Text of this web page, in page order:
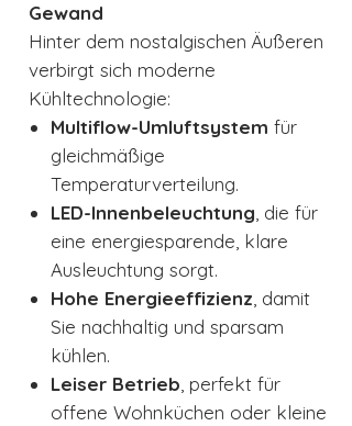
Gewand
Hinter dem nostalgischen Äußeren
verbirgt sich moderne
Kühltechnologie:
Multiflow-Umluftsystem für
gleichmäßige
Temperaturverteilung.
LED-Innenbeleuchtung, die für
eine energiesparende, klare
Ausleuchtung sorgt.
Hohe Energieeffizienz, damit
Sie nachhaltig und sparsam
kühlen.
Leiser Betrieb, perfekt für
offene Wohnküchen oder kleine